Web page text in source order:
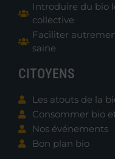
Introduire du bio
collective
Faciliter
saine
CITOYENS
Les atouts de la
Consommer bio
Nos événements
Bon plan bio